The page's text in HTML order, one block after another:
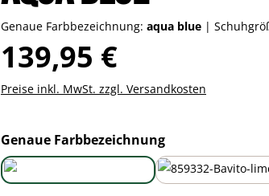
Genaue Farbbezeichnung: aqua blue |
Regulärer Preis:
139,95 €
Preise inkl. MwSt. zzgl. Versandkosten
Genaue Farbbezeichnungauswählen
aqua blue